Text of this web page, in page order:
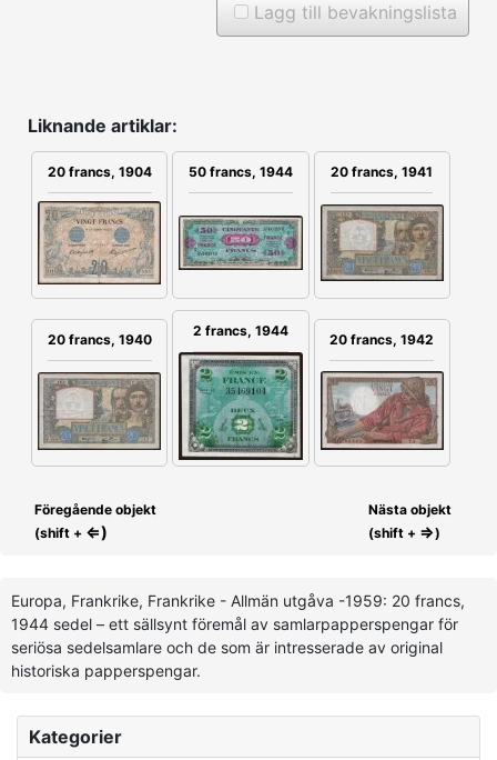
Kategorier
Lagg till bevakningslista
Liknande artiklar:
20 francs, 1904 50 francs, 1944 20 francs, 1941
20 francs, 1940
2 francs, 1944
20 francs, 1942
Föregående objekt
(shift + ⇐)
Nästa objekt
(shift + ⇒)
Europa, Frankrike, Frankrike - Allmän utgåva -1959: 20 francs,
1944 sedel – ett sällsynt föremål av samlarpapperspengar för
seriösa sedelsamlare och de som är intresserade av original
historiska papperspengar.